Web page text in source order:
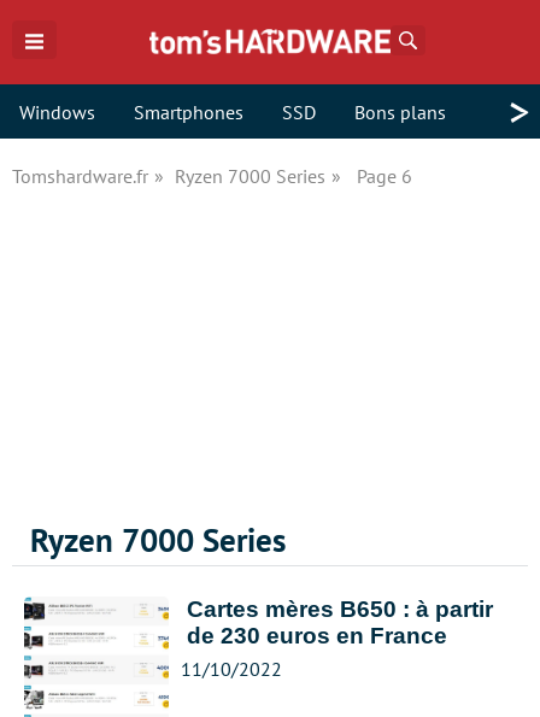
Windows Smartphones SSD Bons plans >
Tomshardware.fr Ryzen 7000 Series Page 6
Ryzen 7000 Series
Cartes mères B650 : à partir
de 230 euros en France
11/10/2022